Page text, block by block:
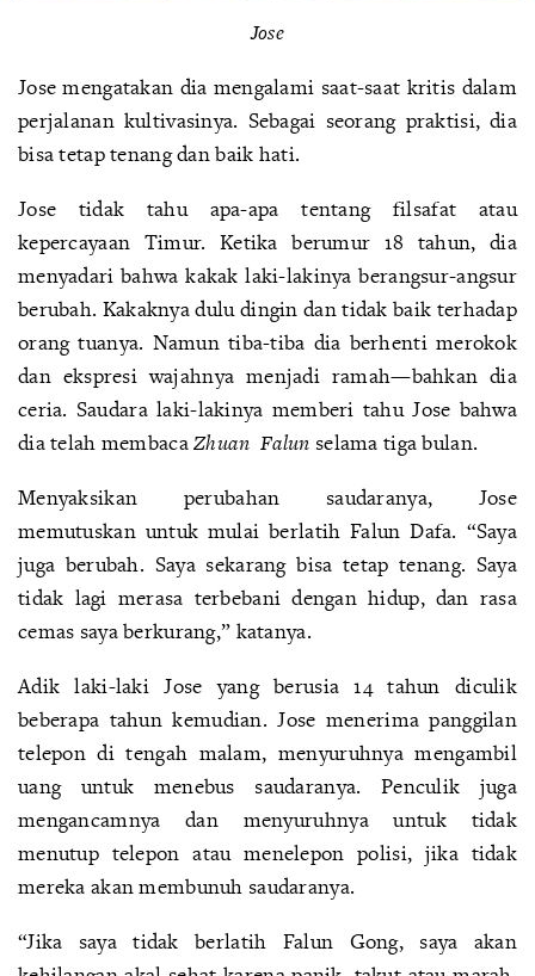
Jose
Jose mengatakan dia mengalami saat-saat kritis dalam
perjalanan kultivasinya. Sebagai seorang praktisi, dia
bisa tetap tenang dan baik hati.
Jose tidak tahu apa-apa tentang filsafat atau
kepercayaan Timur. Ketika berumur 18 tahun, dia
menyadari bahwa kakak laki-lakinya berangsur-angsur
berubah. Kakaknya dulu dingin dan tidak baik terhadap
orang tuanya. Namun tiba-tiba dia berhenti merokok
dan ekspresi wajahnya menjadi ramah—bahkan dia
ceria. Saudara laki-lakinya memberi tahu Jose bahwa
dia telah membacaZhuan Falun selama tiga bulan.
Menyaksikan perubahan saudaranya, Jose
memutuskan untuk mulai berlatih Falun Dafa. “Saya
juga berubah. Saya sekarang bisa tetap tenang. Saya
tidak lagi merasa terbebani dengan hidup, dan rasa
cemas saya berkurang,” katanya.
Adik laki-laki Jose yang berusia 14 tahun diculik
beberapa tahun kemudian. Jose menerima panggilan
telepon di tengah malam, menyuruhnya mengambil
uang untuk menebus saudaranya. Penculik juga
mengancamnya dan menyuruhnya untuk tidak
menutup telepon atau menelepon polisi, jika tidak
mereka akan membunuh saudaranya.
“Jika saya tidak berlatih Falun Gong, saya akan